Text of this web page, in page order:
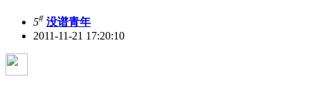
5# 没谱青年
2011-11-21 17:20:10